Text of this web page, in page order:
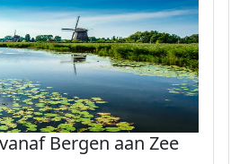
Bergen aan Zee